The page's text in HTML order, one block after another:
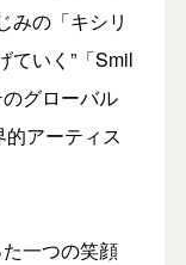
みの「キシリ
ていく”「Smil
グローバル
アーティス
一つの笑顔